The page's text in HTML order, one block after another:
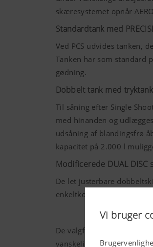
Vi bruger
skæresystemet opnår
Standardtank med
Ved PCS udvides tanken,
Tanken har som standard
gødning.
Dobbelt tank med
Til såning efter Single
med hinanden og
udsåning af blandingsfrø
kapacitet på 2.000 l
Modificerede DUAL DISC
De let justerbare
enkeltkornstilstand
De valgfri harvetænder
vanskelige forhold som